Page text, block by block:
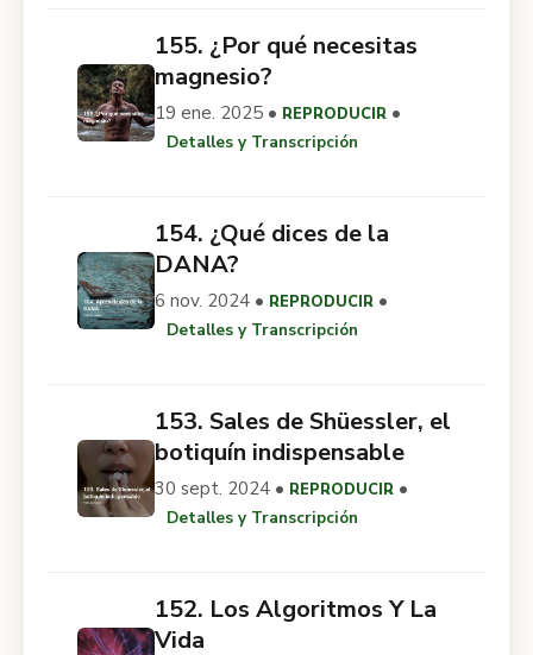
155. ¿Por qué necesitas
magnesio?
19 ene. 2025 • REPRODUCIR •
Detalles y Transcripción
154. ¿Qué dices de la
DANA?
6 nov. 2024 • REPRODUCIR •
Detalles y Transcripción
153. Sales de Shüessler, el
botiquín indispensable
30 sept. 2024 • REPRODUCIR •
Detalles y Transcripción
152. Los Algoritmos Y La
Vida